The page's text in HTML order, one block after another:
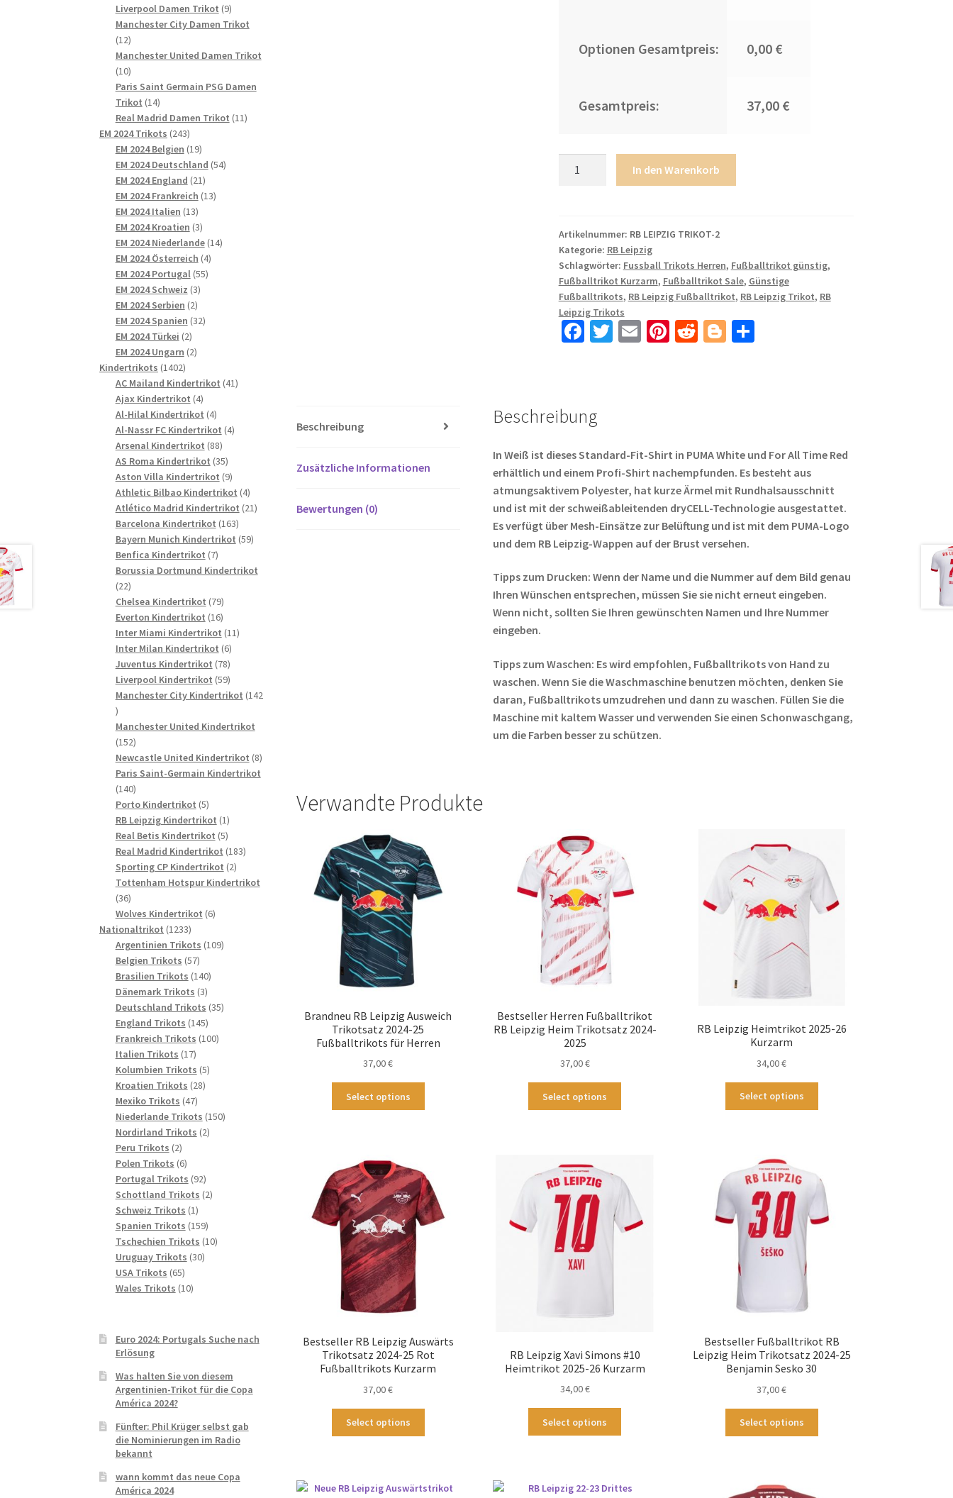
Optionen Gesamtpreis: 0,00 €
Gesamtpreis: 37,00 €
Leipzig
Heim
Trikotsatz
2024-
25
mit
namen
In den Warenkorb
Artikelnummer: RB LEIPZIG TRIKOT-2
Kategorie: RB Leipzig
Schlagwörter: Fussball Trikots Herren, Fußballtrikot günstig,
Fußballtrikot Kurzarm, Fußballtrikot Sale, Günstige
Fußballtrikots, RB Leipzig Fußballtrikot, RB Leipzig Trikot, RB
Leipzig Trikots
Fa
o
k
T E Pi R Bl T
Beschreibung
Zusätzliche Informationen
Bewertungen (0)
Beschreibung
In Weiß ist dieses Standard-Fit-Shirt in PUMA White und For All Time Red
erhältlich und einem Profi-Shirt nachempfunden. Es besteht aus
atmungsaktivem Polyester, hat kurze Ärmel mit Rundhalsausschnitt
und ist mit der schweißableitenden dryCELL-Technologie ausgestattet.
Es verfügt über Mesh-Einsätze zur Belüftung und ist mit dem PUMA-Logo
und dem RB Leipzig-Wappen auf der Brust versehen.
Tipps zum Drucken: Wenn der Name und die Nummer auf dem Bild genau
Ihren Wünschen entsprechen, müssen Sie sie nicht erneut eingeben.
Wenn nicht, sollten Sie Ihren gewünschten Namen und Ihre Nummer
eingeben.
Tipps zum Waschen: Es wird empfohlen, Fußballtrikots von Hand zu
waschen. Wenn Sie die Waschmaschine benutzen möchten, denken Sie
daran, Fußballtrikots umzudrehen und dann zu waschen. Füllen Sie die
Maschine mit kaltem Wasser und verwenden Sie einen Schonwaschgang,
um die Farben besser zu schützen.
Verwandte Produkte
Brandneu RB Leipzig Ausweich
Trikotsatz 2024-25
Fußballtrikots für Herren
37,00€
Select options
Die
Optionen
können
auf
Bestseller Herren Fußballtrikot
RB Leipzig Heim Trikotsatz 2024-
2025
37,00€
Select options
Die
Optionen
können
auf
RB Leipzig Heimtrikot 2025-26
Kurzarm
34,00€
Select options
Die
Optionen
können
Bestseller RB Leipzig Auswärts
Trikotsatz 2024-25 Rot
Fußballtrikots Kurzarm
37,00€
Select options
auf.
RB Leipzig Xavi Simons #10
Heimtrikot 2025-26 Kurzarm
34,00€
Select options
auf.
Bestseller Fußballtrikot RB
Leipzig Heim Trikotsatz 2024-25
Benjamin Sesko 30
37,00€
Select options
Liverpool Damen Trikot 99
Produkte
Manchester City Damen Trikot
1212
Produkte
Manchester United Damen Trikot
1010
Produkte
Paris Saint Germain PSG Damen
Trikot 1414
Produkte
Real Madrid Damen Trikot 1111
EM 2024 Trikots 243243
Produkte
EM 2024 Belgien 1919
Produkte
EM 2024 Deutschland 5454
EM 2024 England 2121
Produkte
EM 2024 Frankreich 1313
EM 2024 Italien 1313
Produkte
EM 2024 Kroatien 33
Produkte
EM 2024 Niederlande 1414
EM 2024 Österreich 44
Produkte
EM 2024 Portugal 5555
EM 2024 Schweiz 33
Produkte
EM 2024 Serbien 22
Produkte
EM 2024 Spanien 3232
EM 2024 Türkei 22
Produkte
EM 2024 Ungarn 22
Kindertrikots 14021402
Produkte
AC Mailand Kindertrikot 4141
Ajax Kindertrikot 44
Produkte
Al-Hilal Kindertrikot 44
Produkte
Al-Nassr FC Kindertrikot 44
Arsenal Kindertrikot 8888
Produkte
AS Roma Kindertrikot 3535
Produkte
Aston Villa Kindertrikot 99
Produkte
Athletic Bilbao Kindertrikot 44
Produkte
Atlético Madrid Kindertrikot 2121
Barcelona Kindertrikot 163163
Produkte
Bayern Munich Kindertrikot 5959
Benfica Kindertrikot 77
Produkte
Borussia Dortmund Kindertrikot
2222
Produkte
Chelsea Kindertrikot 7979
Produkte
Everton Kindertrikot 1616
Produkte
Inter Miami Kindertrikot 1111
Inter Milan Kindertrikot 66
Produkte
Juventus Kindertrikot 7878
Produkte
Liverpool Kindertrikot 5959
Produkte
Manchester City Kindertrikot 142
142
Produkte
Manchester United Kindertrikot
152152
Produkte
Newcastle United Kindertrikot 88
Produkte
Paris Saint-Germain Kindertrikot
140140
Produkte
Porto Kindertrikot 55
Produkte
RB Leipzig Kindertrikot 11
Produkt
Real Betis Kindertrikot 55
Produkte
Real Madrid Kindertrikot 183183
Sporting CP Kindertrikot 22
Produkte
Tottenham Hotspur Kindertrikot
3636
Produkte
Wolves Kindertrikot 66
Nationaltrikot 12331233
Produkte
Argentinien Trikots 109109
Belgien Trikots 5757
Produkte
Brasilien Trikots 140140
Dänemark Trikots 33
Produkte
Deutschland Trikots 3535
England Trikots 145145
Produkte
Frankreich Trikots 100100
Italien Trikots 1717
Produkte
Kolumbien Trikots 55
Kroatien Trikots 2828
Mexiko Trikots 4747
Produkte
Niederlande Trikots 150150
Nordirland Trikots 22
Peru Trikots 22
Produkte
Polen Trikots 66
Produkte
Portugal Trikots 9292
Produkte
Schottland Trikots 22
Schweiz Trikots 11
Produkt
Spanien Trikots 159159
Produkte
Tschechien Trikots 1010
Uruguay Trikots 3030
USA Trikots 6565
Produkte
Wales Trikots 1010
Euro 2024: Portugals Suche nach
Erlösung
Was halten Sie von diesem
Argentinien-Trikot für die Copa
América 2024?
Fünfter: Phil Krüger selbst gab
die Nominierungen im Radio
bekannt
wann kommt das neue Copa
América 2024